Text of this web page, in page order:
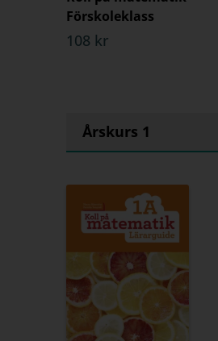
Förskoleklass
108 kr
Årskurs 1